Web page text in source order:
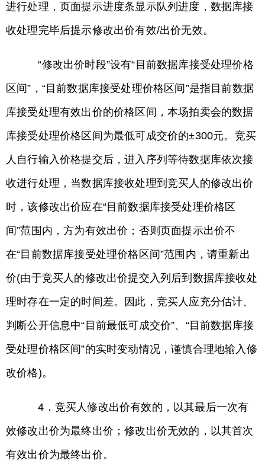
进行处理，页面提示进度条显示队列进度，数据库接
收处理完毕后提示修改出价有效/出价无效。
“修改出价时段”设有“目前数据库接受处理价格
区间”，“目前数据库接受处理价格区间”是指目前数据
库接受处理有效出价的价格区间，本场拍卖会的数据
库接受处理价格区间为最低可成交价的±300元。竞买
人自行输入价格提交后，进入序列等待数据库依次接
收进行处理，当数据库接收处理到竞买人的修改出价
时，该修改出价应在“目前数据库接受处理价格区
间”范围内，方为有效出价；否则页面提示出价不
在“目前数据库接受处理价格区间”范围内，请重新出
价(由于竞买人的修改出价提交入列后到数据库接收处
理时存在一定的时间差。因此，竞买人应充分估计、
判断公开信息中“目前最低可成交价”、“目前数据库接
受处理价格区间”的实时变动情况，谨慎合理地输入修
改价格)。
4．竞买人修改出价有效的，以其最后一次有
效修改出价为最终出价；修改出价无效的，以其首次
有效出价为最终出价。